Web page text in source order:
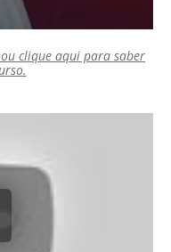
clique aqui para saber